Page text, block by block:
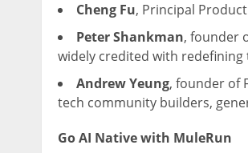
Cheng Fu, Principal
Peter Shankman, founder
widely credited with
Andrew Yeung, founder of
tech community builders,
Go AI Native with MuleRun